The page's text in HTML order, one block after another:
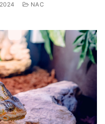
NAC